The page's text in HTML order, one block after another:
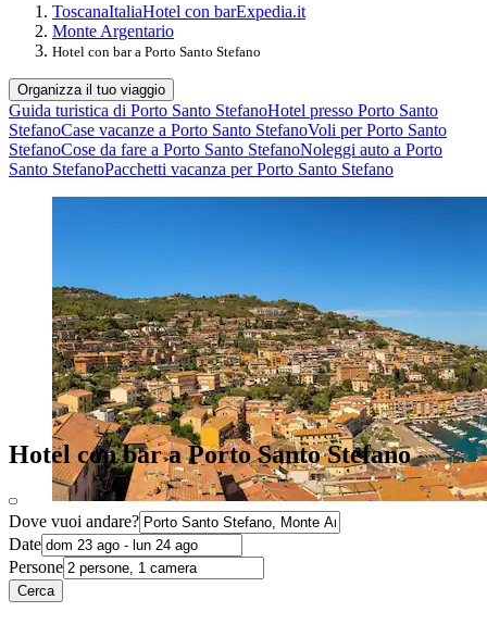
ToscanaItaliaHotel con barExpedia.it
Monte Argentario
Hotel con bar a Porto Santo Stefano
Organizza il tuo viaggio
Guida turistica di Porto Santo StefanoHotel presso Porto Santo
StefanoCase vacanze a Porto Santo StefanoVoli per Porto Santo
StefanoCose da fare a Porto Santo StefanoNoleggi auto a Porto
Santo StefanoPacchetti vacanza per Porto Santo Stefano
Hotel con bar a Porto Santo Stefano
Dove vuoi andare?
Date
Persone
Cerca